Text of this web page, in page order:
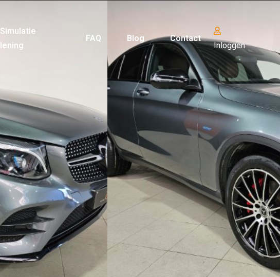
Simulatie
lening
FAQ Blog Contact
Inloggen